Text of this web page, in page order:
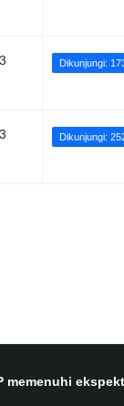
Dikunjungi:
Dikunjungi:
memenuhi